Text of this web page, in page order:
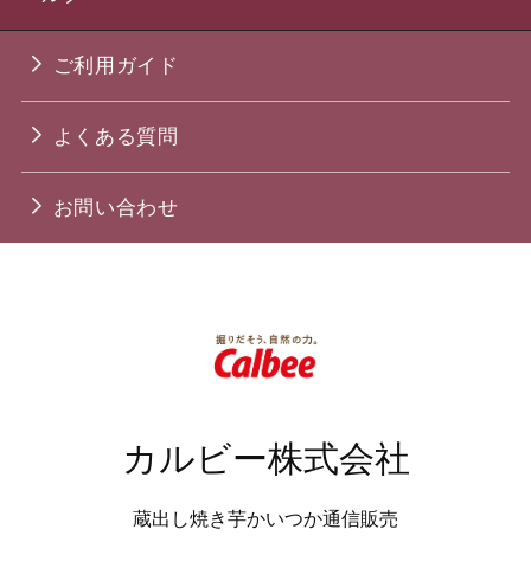
ご利用ガイド
よくある質問
お問い合わせ
カルビー株式会社
蔵出し焼き芋かいつか通信販売